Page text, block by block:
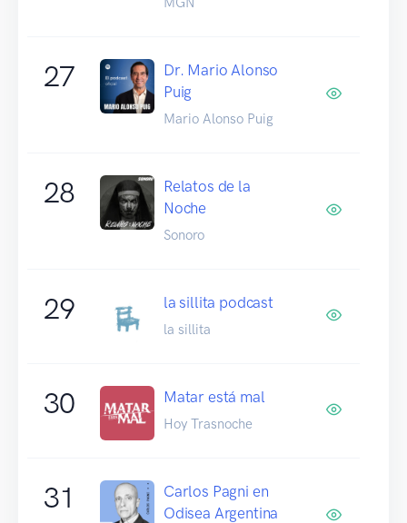
27
Dr. Mario Alonso
Puig
Mario Alonso Puig
28
Relatos de la
Noche
Sonoro
29 la sillita podcast
la sillita
30 Matar está mal
Hoy Trasnoche
31
Carlos Pagni en
Odisea Argentina